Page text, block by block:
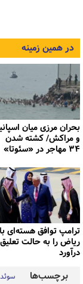
در همین زمینه
بحران مرزی میان
و مراکش/ کشته شدن
۳۴ مهاجر در «سئوتا»
ترامپ توافق هسته‌ای با
ریاض را به حالت تعلیق
درآورد
برچسب‌ها سوئد